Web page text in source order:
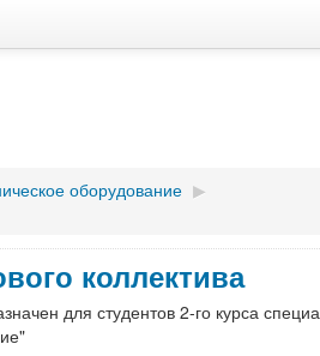
оборудование ▶︎
коллектива
для студентов 2-го курса